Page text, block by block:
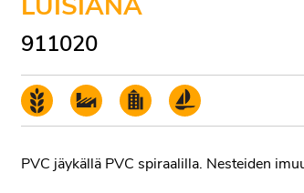
911020
PVC jäykällä PVC spiraalilla. Nesteiden